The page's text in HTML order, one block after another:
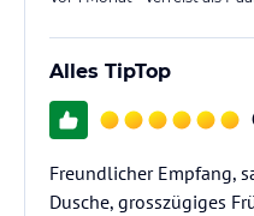
Alles TipTop
Freundlicher Empfang,
Dusche, grosszügiges